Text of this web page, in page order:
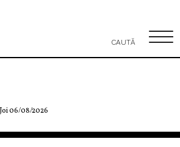
Joi 06/08/2026
CAUTĂ